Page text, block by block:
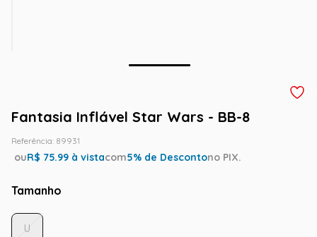
Fantasia Inflável Star Wars - BB-8
Referência: 89931
ouR$ 75.99 à vistacom5% de Descontono PIX.
Tamanho
U